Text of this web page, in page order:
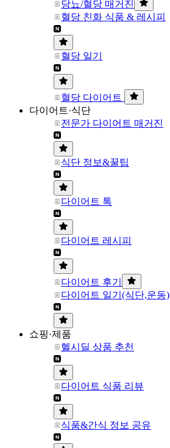
당뇨/혈당 매거진
혈당 친화 식품 & 레시피
혈당 일기
혈당 다이어트
다이어트·식단
전문가 다이어트 매거진
식단 정보&꿀팁
다이어트 톡
다이어트 레시피
다이어트 후기
다이어트 일기(식단,운동)
쇼핑·제품
헬시딜 상품 추천
다이어트 식품 리뷰
식품&간식 정보 공유